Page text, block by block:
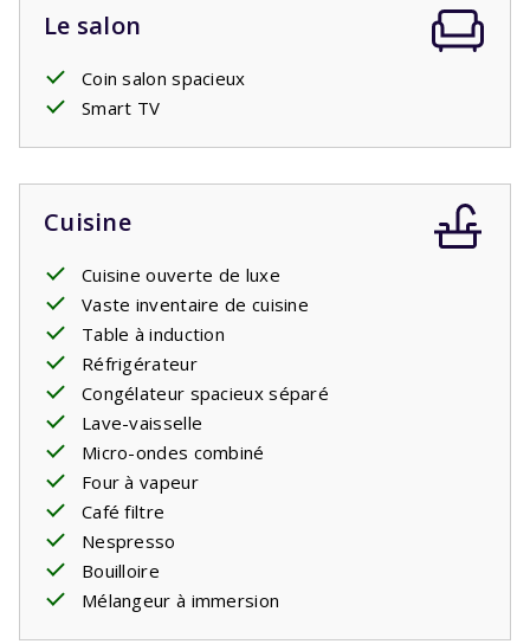
Le salon
Coin salon spacieux
Smart TV
Cuisine
Cuisine ouverte de luxe
Vaste inventaire de cuisine
Table à induction
Réfrigérateur
Congélateur spacieux séparé
Lave-vaisselle
Micro-ondes combiné
Four à vapeur
Café filtre
Nespresso
Bouilloire
Mélangeur à immersion